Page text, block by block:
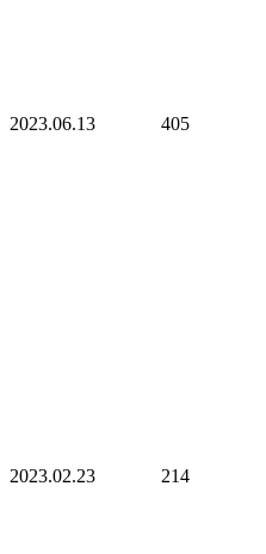
2023.06.13 405
2023.02.23 214